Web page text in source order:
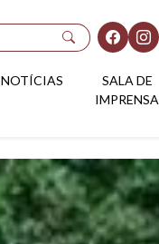
NOTÍCIAS
SALA DE
IMPRENSA